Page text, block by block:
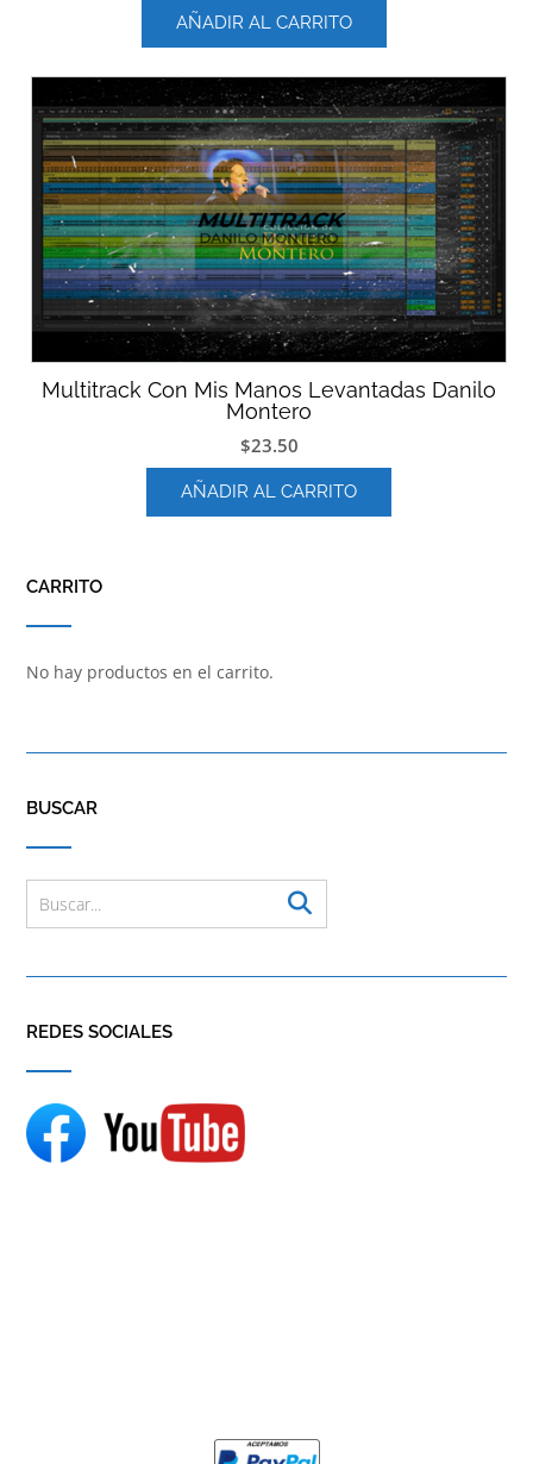
AÑADIR AL CARRITO
Multitrack Con Mis Manos Levantadas Danilo
Montero
$23.50
AÑADIR AL CARRITO
CARRITO
No hay productos en el carrito.
BUSCAR
REDES SOCIALES